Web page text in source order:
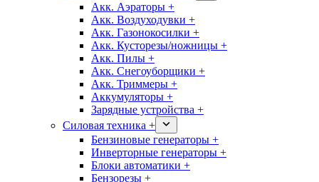
Акк. Аэраторы +
Акк. Воздуходувки +
Акк. Газонокосилки +
Акк. Кусторезы/ножницы +
Акк. Пилы +
Акк. Снегоуборщики +
Акк. Триммеры +
Аккумуляторы +
Зарядные устройства +
Силовая техника +
Бензиновые генераторы +
Инверторные генераторы +
Блоки автоматики +
Бензорезы +